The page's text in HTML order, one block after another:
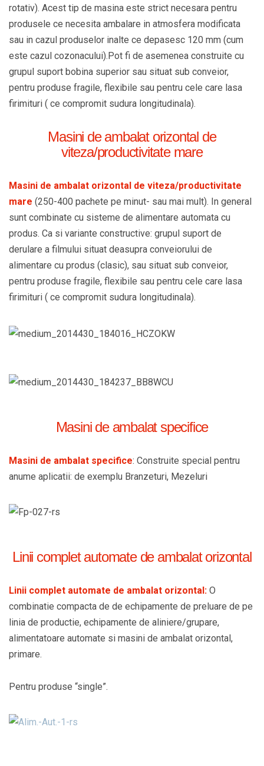
rotativ). Acest tip de masina este strict necesara pentru
produsele ce necesita ambalare in atmosfera modificata
sau in cazul produselor inalte ce depasesc 120 mm (cum
este cazul cozonacului).Pot fi de asemenea construite cu
grupul suport bobina superior sau situat sub conveior,
pentru produse fragile, flexibile sau pentru cele care lasa
firimituri ( ce compromit sudura longitudinala).
Masini de ambalat orizontal de
viteza/productivitate mare
Masini de ambalat orizontal de viteza/productivitate
mare (250-400 pachete pe minut- sau mai mult). In general
sunt combinate cu sisteme de alimentare automata cu
produs. Ca si variante constructive: grupul suport de
derulare a filmului situat deasupra conveiorului de
alimentare cu produs (clasic), sau situat sub conveior,
pentru produse fragile, flexibile sau pentru cele care lasa
firimituri ( ce compromit sudura longitudinala).
Masini de ambalat specifice
Masini de ambalat specifice: Construite special pentru
anume aplicatii: de exemplu Branzeturi, Mezeluri
Linii complet automate de ambalat orizontal
Linii complet automate de ambalat orizontal: O
combinatie compacta de de echipamente de preluare de pe
linia de productie, echipamente de aliniere/grupare,
alimentatoare automate si masini de ambalat orizontal,
primare.
Pentru produse “single”.